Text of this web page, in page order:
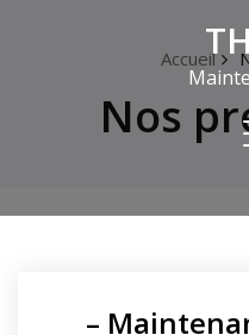
Accueil
Nos
–